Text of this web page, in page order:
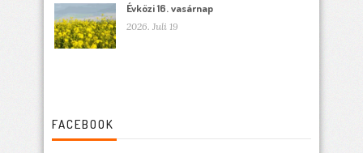
Évközi 16. vasárnap
2026. Juli 19
FACEBOOK